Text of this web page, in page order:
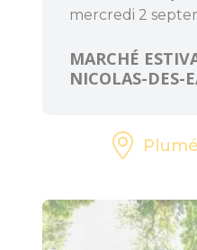
mercredi 2
MARCHÉ
NICOLAS-DES-